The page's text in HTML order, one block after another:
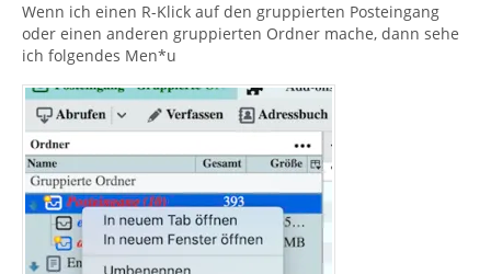
Wenn ich einen R-Klick auf den gruppierten Posteingang
oder einen anderen gruppierten Ordner mache, dann sehe
ich folgendes Men*u